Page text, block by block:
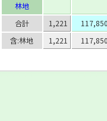
林地
合計
1,221
含:林地
1,221